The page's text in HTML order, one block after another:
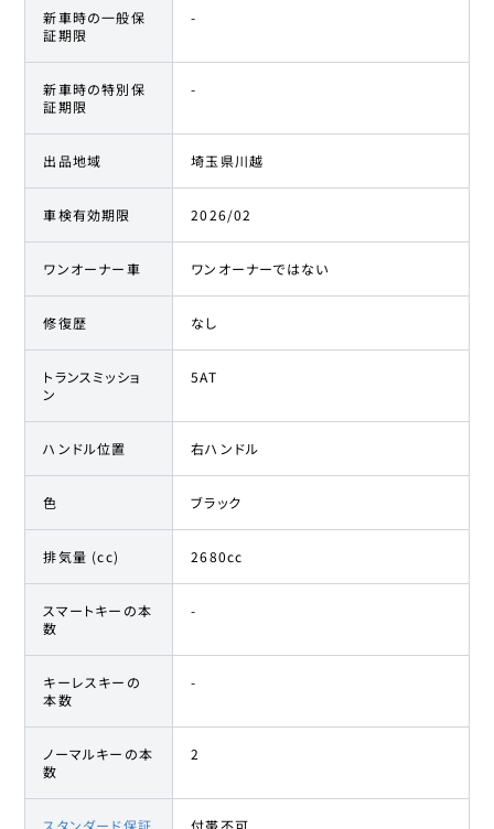
新車時の一般保
証期限
-
新車時の特別保
証期限
-
出品地域 埼玉県川越
車検有効期限 2026/02
ワンオーナー車 ワンオーナーではない
修復歴 なし
トランスミッショ
ン
5AT
ハンドル位置 右ハンドル
色 ブラック
排気量 (cc) 2680cc
スマートキーの本
数
-
キーレスキーの
本数
-
ノーマルキーの本
数
2
スタンダード保証 付帯不可